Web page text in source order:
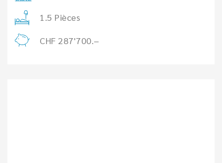
1.5 Pièces
CHF 287'700.–